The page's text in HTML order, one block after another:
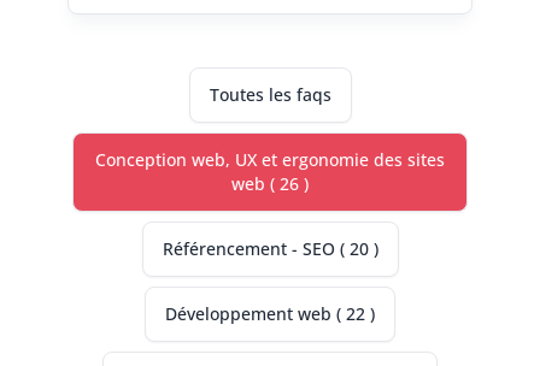
Toutes les faqs
Conception web, UX et ergonomie des sites
web ( 26 )
Référencement - SEO ( 20 )
Développement web ( 22 )